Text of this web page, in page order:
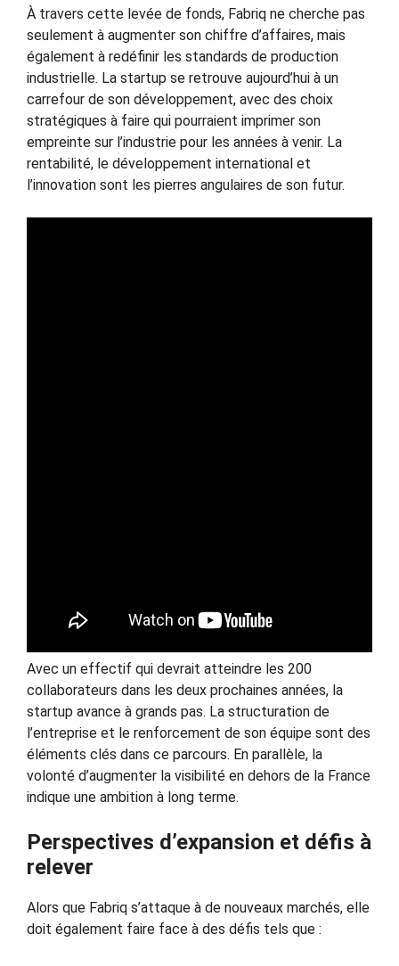
À travers cette levée de fonds, Fabriq ne cherche pas
seulement à augmenter son chiffre d’affaires, mais
également à redéfinir les standards de production
industrielle. La startup se retrouve aujourd’hui à un
carrefour de son développement, avec des choix
stratégiques à faire qui pourraient imprimer son
empreinte sur l’industrie pour les années à venir. La
rentabilité, le développement international et
l’innovation sont les pierres angulaires de son futur.
Avec un effectif qui devrait atteindre les 200
collaborateurs dans les deux prochaines années, la
startup avance à grands pas. La structuration de
l’entreprise et le renforcement de son équipe sont des
éléments clés dans ce parcours. En parallèle, la
volonté d’augmenter la visibilité en dehors de la France
indique une ambition à long terme.
Perspectives d’expansion et défis à
relever
Alors que Fabriq s’attaque à de nouveaux marchés, elle
doit également faire face à des défis tels que :